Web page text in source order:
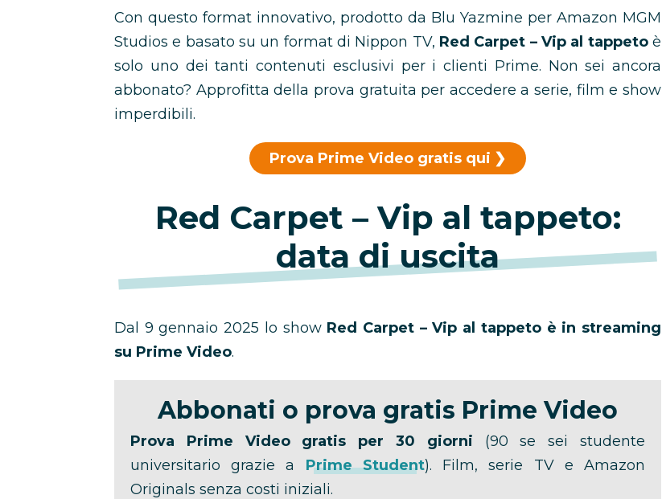
Con questo format innovativo, prodotto da Blu Yazmine per Amazon MGM
Studios e basato su un format di Nippon TV, Red Carpet – Vip al tappetoè
solo uno dei tanti contenuti esclusivi per i clienti Prime. Non sei ancora
abbonato? Approfitta della prova gratuita per accedere a serie, film e show
imperdibili.
Prova Prime Video gratis qui
Red Carpet – Vip al tappeto:
data di uscita
Dal 9 gennaio 2025 lo show Red Carpet – Vip al tappeto è in streaming
su Prime Video.
Abbonati o prova gratis Prime Video
Prova Prime Video gratis per 30 giorni (90 se sei studente
universitario grazie a Prime Student). Film, serie TV e Amazon
Originals senza costi iniziali.